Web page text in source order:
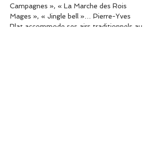
Campagnes », « La Marche des Rois
Mages », « Jingle bell »… Pierre-Yves
Plat accommode ses airs traditionnels au